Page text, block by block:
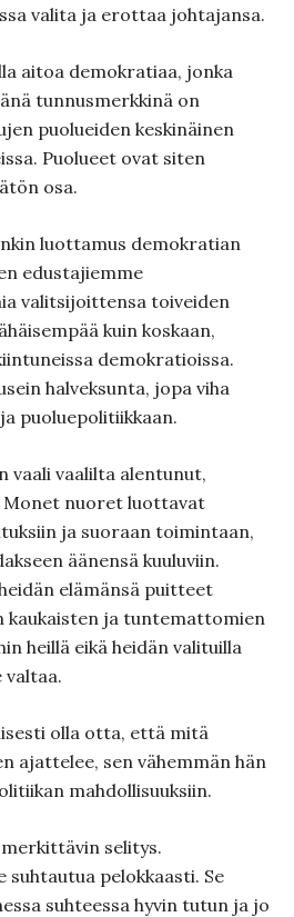
valita ja erottaa johtajansa.
aitoa demokratiaa, jonka
tunnusmerkkinä on
puolueiden keskinäinen
Puolueet ovat siten
osa.
luottamus demokratian
edustajiemme
valitsijoittensa toiveiden
kuin koskaan,
demokratioissa.
halveksunta, jopa viha
puoluepolitiikkaan.
vaali vaalilta alentunut,
Monet nuoret luottavat
ja suoraan toimintaan,
äänensä kuuluviin.
elämänsä puitteet
kaukaisten ja tuntemattomien
heillä eikä heidän valituilla
valtaa.
olla otta, että mitä
ajattelee, sen vähemmän hän
mahdollisuuksiin.
selitys.
suhtautua pelokkaasti. Se
suhteessa hyvin tutun ja jo